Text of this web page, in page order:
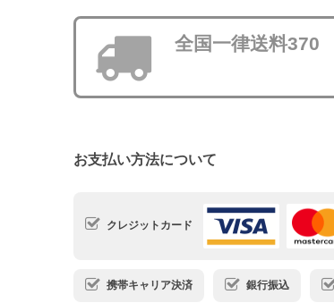
全国一律送料370
お支払い方法について
クレジットカード
携帯キャリア決済 銀行振込